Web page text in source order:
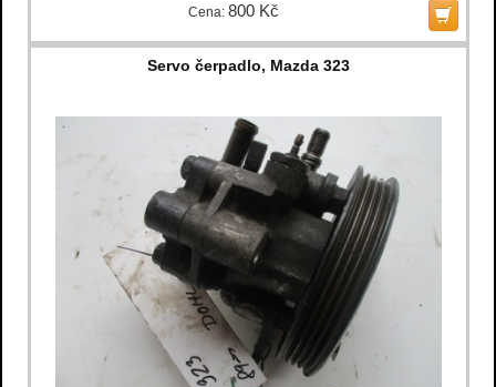
Cena: 800 Kč
Servo čerpadlo, Mazda 323